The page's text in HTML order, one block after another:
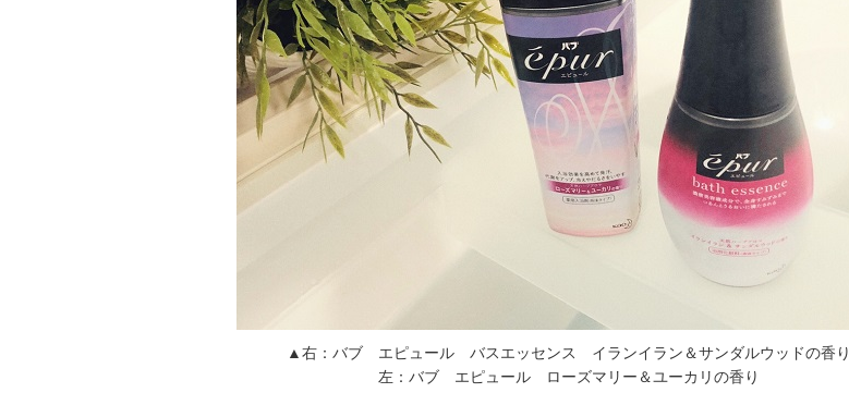
▲右：バブ エピュール バスエッセンス イランイラン＆サンダルウッドの香り
左：バブ エピュール ローズマリー＆ユーカリの香り